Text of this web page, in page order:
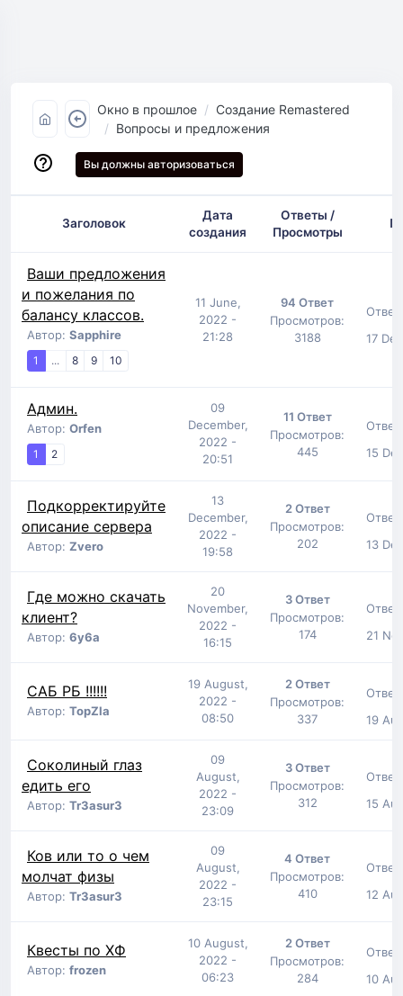
Окно в прошлое
Создание Remastered
Вопросы и предложения
Вы должны авторизоваться
Заголовок
Дата
создания
Ответы /
Просмотры
Ваши предложения
и пожелания по
балансу классов.
Автор: Sapphire
1 ... 8 9 10
11 June,
2022 -
21:28
94 Ответ
Просмотров:
3188
17
Админ.
Автор: Orfen
1 2
09
December,
2022 -
20:51
11 Ответ
Просмотров:
445
15
Подкорректируйте
описание сервера
Автор: Zvero
13
December,
2022 -
19:58
2 Ответ
Просмотров:
202
13
Где можно скачать
клиент?
Автор: 6y6a
20
November,
2022 -
16:15
3 Ответ
Просмотров:
174
21
САБ РБ !!!!!!
Автор: TopZla
19 August,
2022 -
08:50
2 Ответ
Просмотров:
337
19
Соколиный глаз
едить его
Автор: Tr3asur3
09
August,
2022 -
23:09
3 Ответ
Просмотров:
312
15
Ков или то о чем
молчат физы
Автор: Tr3asur3
09
August,
2022 -
23:15
4 Ответ
Просмотров:
410
12
Квесты по ХФ
Автор: frozen
10 August,
2022 -
06:23
2 Ответ
Просмотров:
284
10